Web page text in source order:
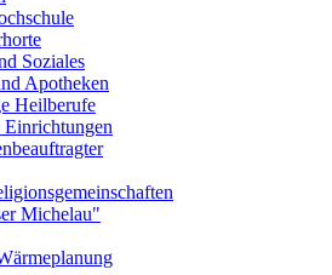
Soziales
Apotheken
Heilberufe
Einrichtungen
Michelau"